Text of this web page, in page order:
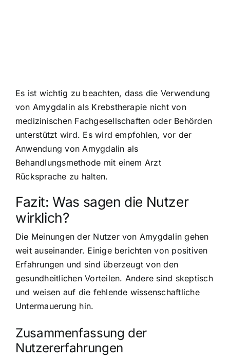
Es ist wichtig zu beachten, dass die Verwendung
von Amygdalin als Krebstherapie nicht von
medizinischen Fachgesellschaften oder Behörden
unterstützt wird. Es wird empfohlen, vor der
Anwendung von Amygdalin als
Behandlungsmethode mit einem Arzt
Rücksprache zu halten.
Fazit: Was sagen die Nutzer
wirklich?
Die Meinungen der Nutzer von Amygdalin gehen
weit auseinander. Einige berichten von positiven
Erfahrungen und sind überzeugt von den
gesundheitlichen Vorteilen. Andere sind skeptisch
und weisen auf die fehlende wissenschaftliche
Untermauerung hin.
Zusammenfassung der
Nutzererfahrungen